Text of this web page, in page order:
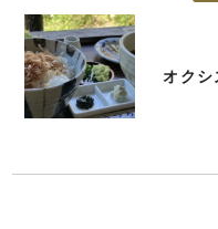
オク